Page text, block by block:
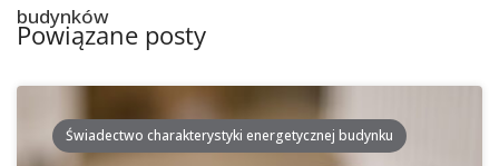
budynków
Powiązane posty
Świadectwo charakterystyki energetycznej budynku